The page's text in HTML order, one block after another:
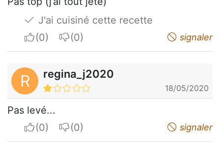
J'ai cuisiné cette recette
I apreciateI do not appreciate signaler
R regina_j2020
18/05/2020
Pas levé...
I apreciateI do not appreciate signaler